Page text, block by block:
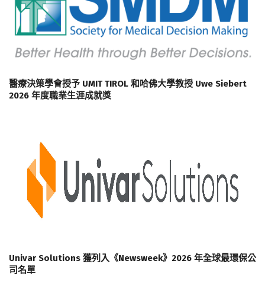
醫療決策學會授予 UMIT TIROL 和哈佛大學教授 Uwe Siebert
2026 年度職業生涯成就獎
Univar Solutions 獲列入《Newsweek》2026 年全球最環保公
司名單